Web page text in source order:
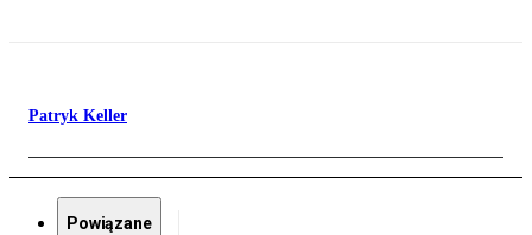
Patryk Keller
Powiązane